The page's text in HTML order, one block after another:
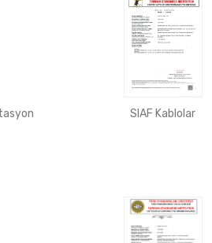
SIAF Kablolar